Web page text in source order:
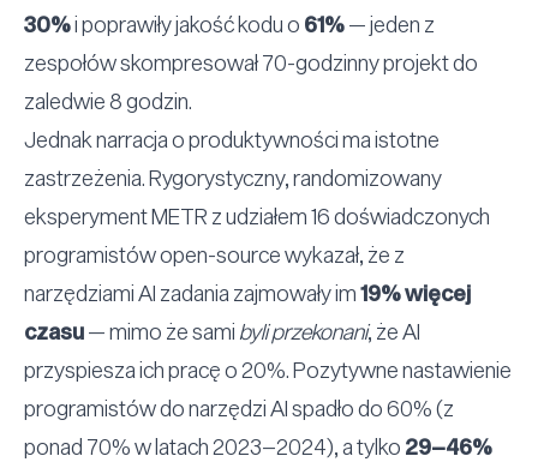
30%i poprawiły jakość kodu o 61%— jeden z
zespołów skompresował 70-godzinny projekt do
zaledwie 8 godzin.
Jednak narracja o produktywności ma istotne
zastrzeżenia. Rygorystyczny, randomizowany
eksperyment METR z udziałem 16 doświadczonych
programistów open-source wykazał, że z
narzędziami AI zadania zajmowały im19% więcej
czasu— mimo że sami byli przekonani, że AI
przyspiesza ich pracę o 20%. Pozytywne nastawienie
programistów do narzędzi AI spadło do 60% (z
ponad 70% w latach 2023–2024), a tylko 29–46%